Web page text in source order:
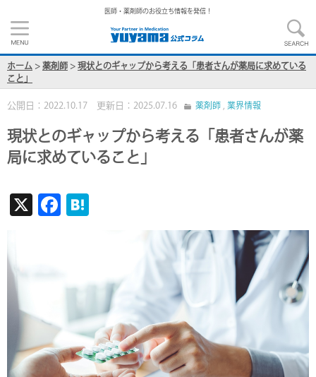
医師・薬剤師のお役立ち情報を発信！
ホーム > 薬剤師 > 現状とのギャップから考える「患者さんが薬局に求めている
こと」
公開日：2022.10.17 更新日：2025.07.16 薬剤師 業界情報
現状とのギャップから考える「患者さんが薬
局に求めていること」
X
F
o
o